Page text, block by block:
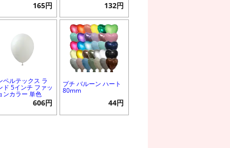
165円 132円
ペルテックス ラ
ド 5インチ ファッ
ンカラー 単色
606円
プチ バルーン ハート
80mm
44円